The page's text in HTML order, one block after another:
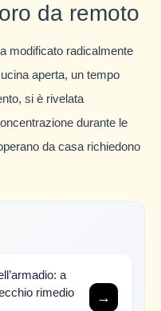
da remoto
modificato radicalmente
aperta, un tempo
si è rivelata
durante le
da casa richiedono
a
rimedio
→